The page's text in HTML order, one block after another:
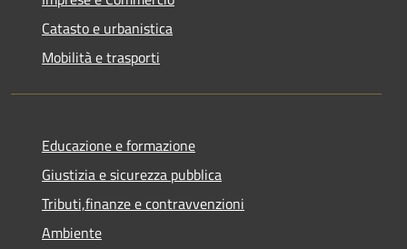
Catasto e urbanistica
Mobilità e trasporti
Educazione e formazione
Giustizia e sicurezza pubblica
Tributi,finanze e contravvenzioni
Ambiente